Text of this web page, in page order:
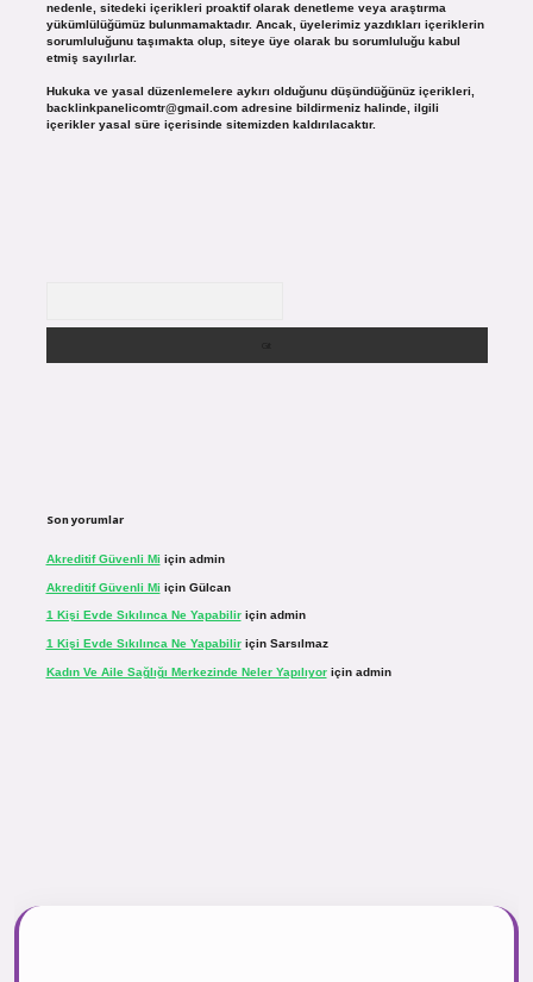
nedenle, sitedeki içerikleri proaktif olarak denetleme veya araştırma
yükümlülüğümüz bulunmamaktadır. Ancak, üyelerimiz yazdıkları içeriklerin
sorumluluğunu taşımakta olup, siteye üye olarak bu sorumluluğu kabul
etmiş sayılırlar.
Hukuka ve yasal düzenlemelere aykırı olduğunu düşündüğünüz içerikleri,
backlinkpanelicomtr@gmail.comadresine bildirmeniz halinde, ilgili
içerikler yasal süre içerisinde sitemizden kaldırılacaktır.
Son yorumlar
Akreditif Güvenli Mi için admin
Akreditif Güvenli Mi için Gülcan
1 Kişi Evde Sıkılınca Ne Yapabiliriçin admin
1 Kişi Evde Sıkılınca Ne Yapabiliriçin Sarsılmaz
Kadın Ve Aile Sağlığı Merkezinde Neler Yapılıyoriçin admin